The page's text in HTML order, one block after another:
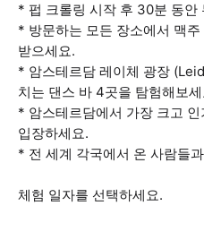
* 펍 크롤링 시작 후 30분 동안
* 방문하는 모든 장소에서 맥
받으세요.
* 암스테르담 레이체 광장
치는 댄스 바 4곳을 탐험해보
* 암스테르담에서 가장 크고
입장하세요.
* 전 세계 각국에서 온 사람들
체험 일자를 선택하세요.